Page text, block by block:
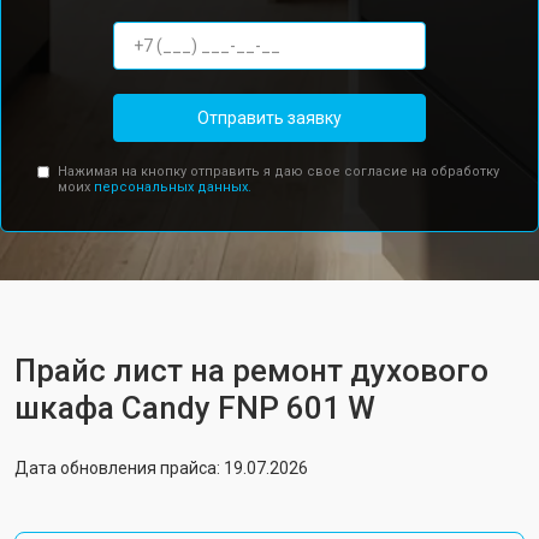
Отправить заявку
Нажимая на кнопку отправить я даю свое согласие на обработку
моих персональных данных.
Прайс лист на ремонт духового
шкафа Candy FNP 601 W
Дата обновления прайса: 19.07.2026